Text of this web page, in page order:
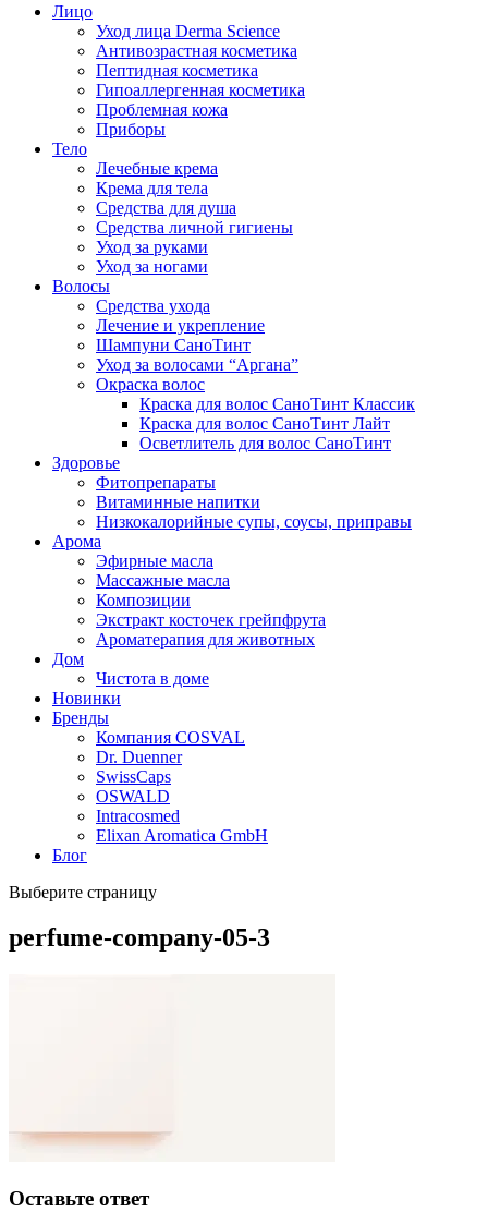
Лицо
Уход лица Derma Science
Антивозрастная косметика
Пептидная косметика
Гипоаллергенная косметика
Проблемная кожа
Приборы
Тело
Лечебные крема
Крема для тела
Средства для душа
Средства личной гигиены
Уход за руками
Уход за ногами
Волосы
Средства ухода
Лечение и укрепление
Шампуни СаноТинт
Уход за волосами “Аргана”
Окраска волос
Краска для волос СаноТинт Классик
Краска для волос СаноТинт Лайт
Осветлитель для волос СаноТинт
Здоровье
Фитопрепараты
Витаминные напитки
Низкокалорийные супы, соусы, приправы
Арома
Эфирные масла
Массажные масла
Композиции
Экстракт косточек грейпфрута
Ароматерапия для животных
Дом
Чистота в доме
Новинки
Бренды
Компания COSVAL
Dr. Duenner
SwissCaps
OSWALD
Intracosmed
Elixan Aromatica GmbH
Блог
Выберите страницу
perfume-company-05-3
Оставьте ответ